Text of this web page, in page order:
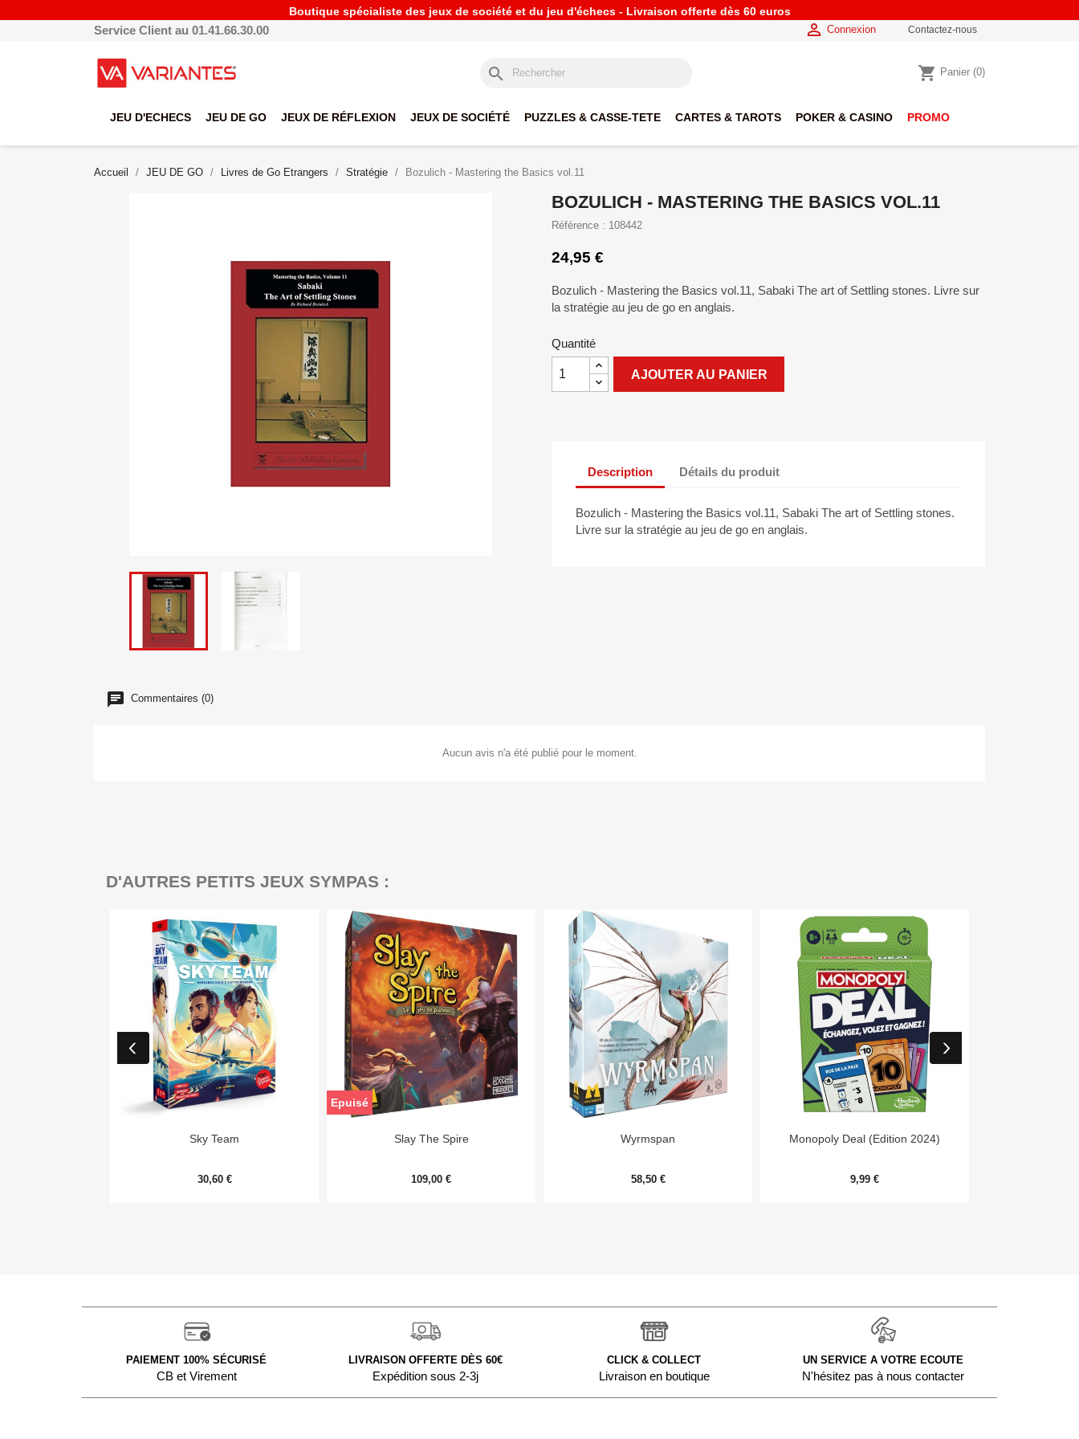
Boutique spécialiste des jeux de société et du jeu d'échecs - Livraison offerte dès 60 euros
Service Client au 01.41.66.30.00  Connexion Contactez-nous
search shopping_cart Panier (0)
JEU D'ECHECS JEU DE GO JEUX DE RÉFLEXION JEUX DE SOCIÉTÉ PUZZLES & CASSE-TETE CARTES & TAROTS POKER & CASINO PROMO
Accueil JEU DE GO Livres de Go Etrangers Stratégie Bozulich - Mastering the Basics vol.11
BOZULICH - MASTERING THE BASICS VOL.11
Référence : 108442
24,95 €
Bozulich - Mastering the Basics vol.11, Sabaki The art of Settling stones. Livre sur
la stratégie au jeu de go en anglais.
Quantité
AJOUTER AU PANIER
Description Détails du produit
Bozulich - Mastering the Basics vol.11, Sabaki The art of Settling stones.
Livre sur la stratégie au jeu de go en anglais.
Commentaires (0)
Aucun avis n'a été publié pour le moment.
D'AUTRES PETITS JEUX SYMPAS :
Aperçu rapide
Sky Team
30,60 €
Aperçu rapide
Slay The Spire
109,00 €
Epuisé
Aperçu rapide
Wyrmspan
58,50 €
Aperçu rapide
Monopoly Deal (Edition 2024)
9,99 €
PAIEMENT 100% SÉCURISÉ
CB et Virement
LIVRAISON OFFERTE DÈS 60€
Expédition sous 2-3j
CLICK & COLLECT
Livraison en boutique
UN SERVICE A VOTRE ECOUTE
N'hésitez pas à nous contacter